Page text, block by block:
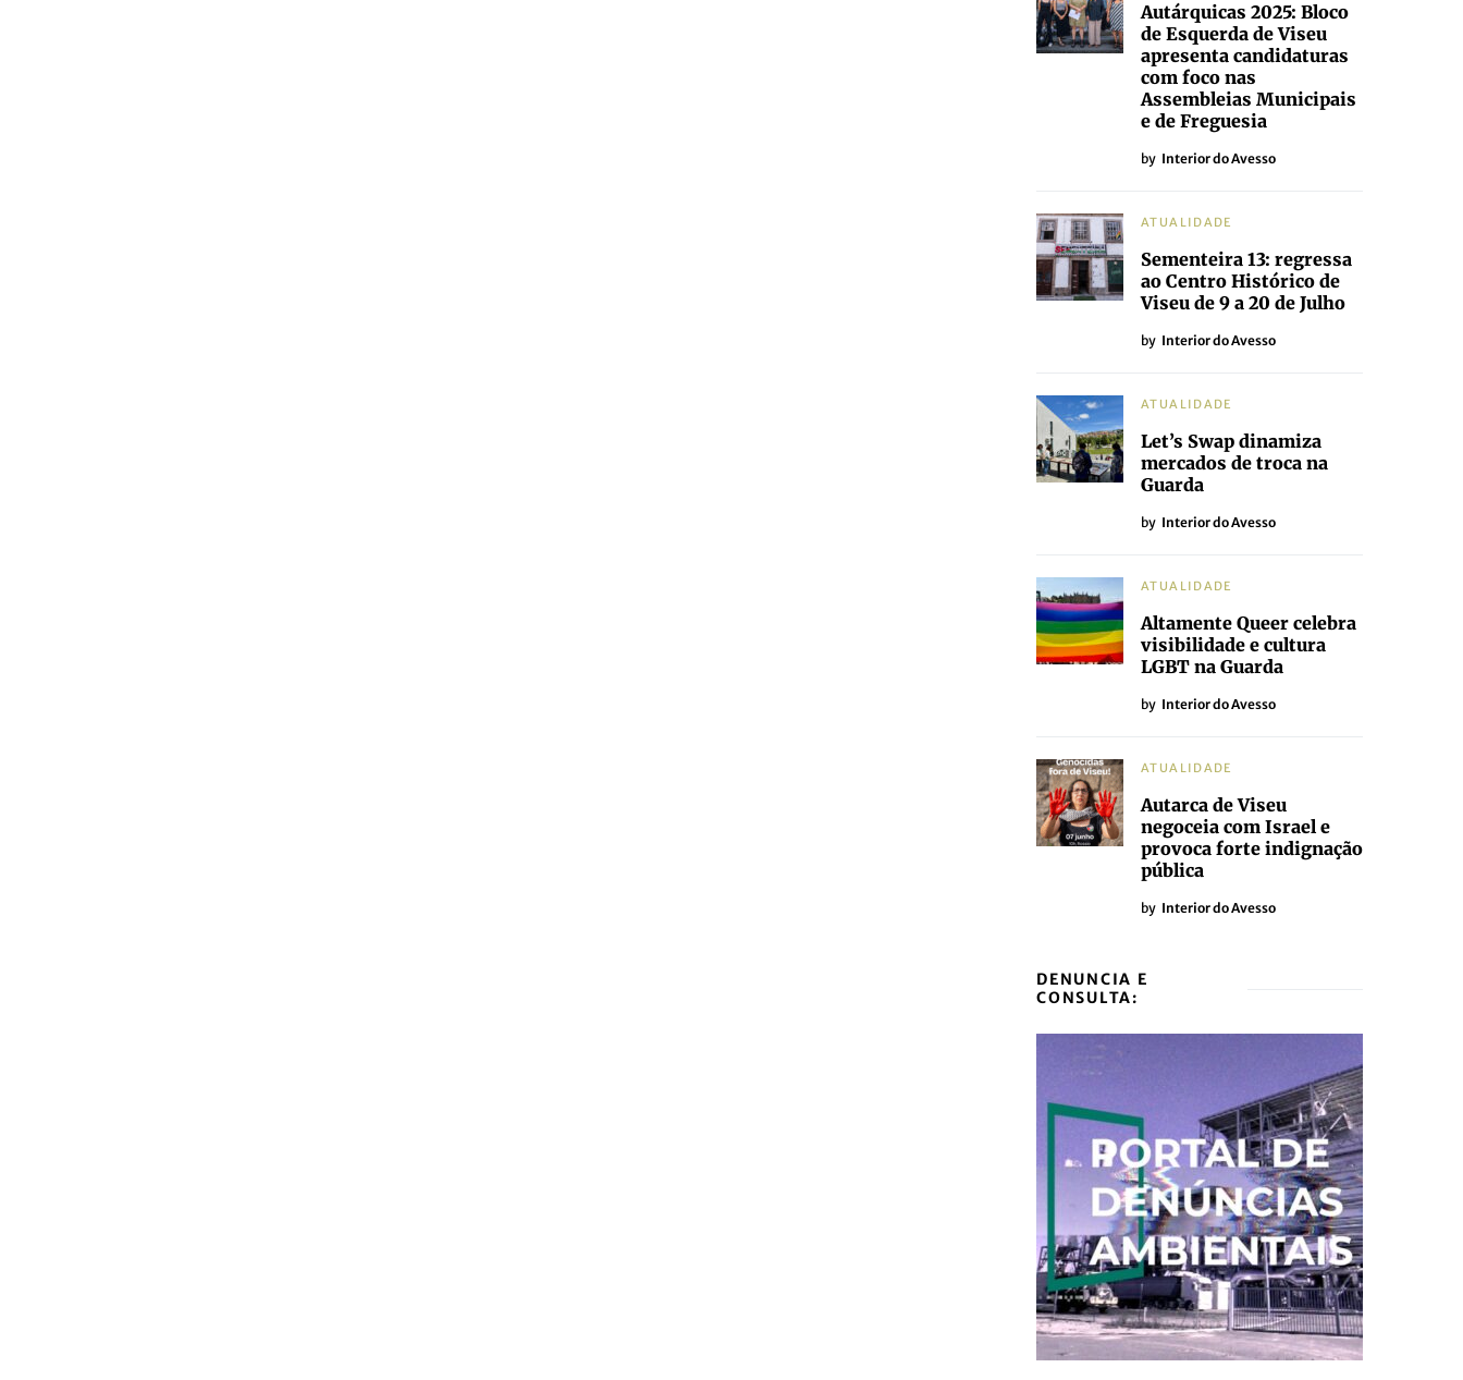
Autárquicas 2025: Bloco
de Esquerda de Viseu
apresenta candidaturas
com foco nas
Assembleias Municipais
e de Freguesia
by Interior do Avesso
ATUALIDADE
Sementeira 13: regressa
ao Centro Histórico de
Viseu de 9 a 20 de Julho
by Interior do Avesso
ATUALIDADE
Let’s Swap dinamiza
mercados de troca na
Guarda
by Interior do Avesso
ATUALIDADE
Altamente Queer celebra
visibilidade e cultura
LGBT na Guarda
by Interior do Avesso
ATUALIDADE
Autarca de Viseu
negoceia com Israel e
provoca forte indignação
pública
by Interior do Avesso
DENUNCIA E
CONSULTA: